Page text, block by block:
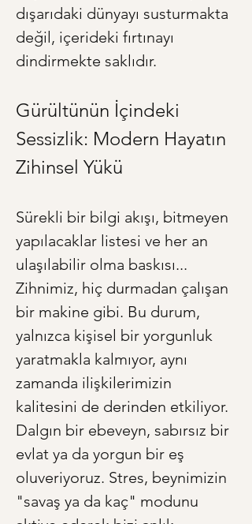
dışarıdaki dünyayı susturmakta
değil, içerideki fırtınayı
dindirmekte saklıdır.
Gürültünün İçindeki
Sessizlik: Modern Hayatın
Zihinsel Yükü
Sürekli bir bilgi akışı, bitmeyen
yapılacaklar listesi ve her an
ulaşılabilir olma baskısı...
Zihnimiz, hiç durmadan çalışan
bir makine gibi. Bu durum,
yalnızca kişisel bir yorgunluk
yaratmakla kalmıyor, aynı
zamanda ilişkilerimizin
kalitesini de derinden etkiliyor.
Dalgın bir ebeveyn, sabırsız bir
evlat ya da yorgun bir eş
oluveriyoruz. Stres, beynimizin
"savaş ya da kaç" modunu